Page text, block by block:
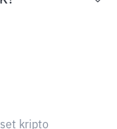
kripto